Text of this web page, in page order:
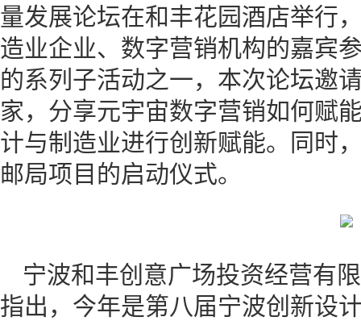
量发展论坛在和丰花园酒店举行
造业企业、数字营销机构的嘉宾
的系列子活动之一，本次论坛邀
家，分享元宇宙数字营销如何赋
计与制造业进行创新赋能。同时
邮局项目的启动仪式。
宁波和丰创意广场投资经营有
指出，今年是第八届宁波创新设